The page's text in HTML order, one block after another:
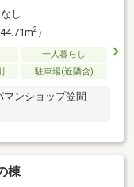
なし
2）
一人暮らし
駐車場(近隣含)
ンショップ笠間
棟